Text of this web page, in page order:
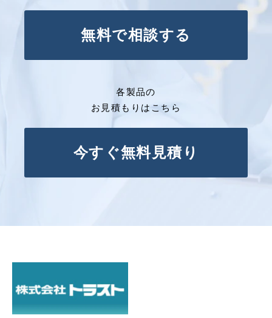
無料で相談する
各製品の
お見積もりはこちら
今すぐ無料見積り